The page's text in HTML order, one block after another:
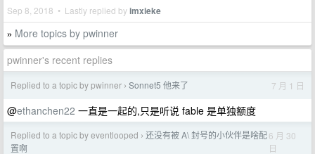
Sep 8, 2018 • Lastly replied byimxieke
» More topics by pwinner
pwinner's recent replies
Replied to a topic by pwinner › Sonnet5 他来了 7 月 1 日
@ethanchen22 一直是一起的,只是听说 fable 是单独额度
Replied to a topic by eventlooped › 还没有被 A\ 封号的小伙伴是啥配
置啊
6 月 30
日